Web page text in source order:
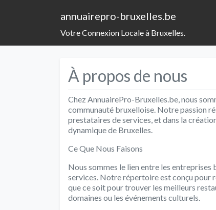
annuairepro-bruxelles.be
Votre Connexion Locale à Bruxelles.
À propos de nous
Chez AnnuairePro-Bruxelles.be, nous
communauté bruxelloise. Notre passion
prestataires de services, et dans la
dynamique de Bruxelles.
Ce Que Nous Faisons
Nous sommes le lien entre les
services. Notre répertoire est conçu pour
que ce soit pour trouver les meilleurs
domaines ou les événements culturels.